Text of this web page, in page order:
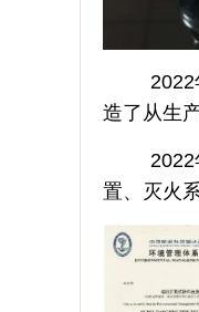
2022
造了从生
2022
置、灭火